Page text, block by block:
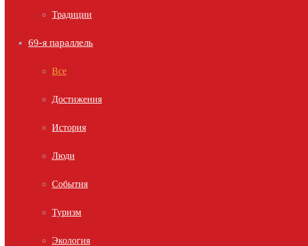
Традиции
69-я параллель
Все
Достижения
История
Люди
События
Туризм
Экология